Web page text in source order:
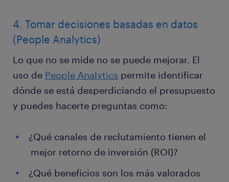
4. Tomar decisiones basadas en datos
(People Analytics)
Lo que no se mide no se puede mejorar. El
uso de People Analytics permite identificar
dónde se está desperdiciando el presupuesto
y puedes hacerte preguntas como:
¿Qué canales de reclutamiento tienen el
mejor retorno de inversión (ROI)?
¿Qué beneficios son los más valorados